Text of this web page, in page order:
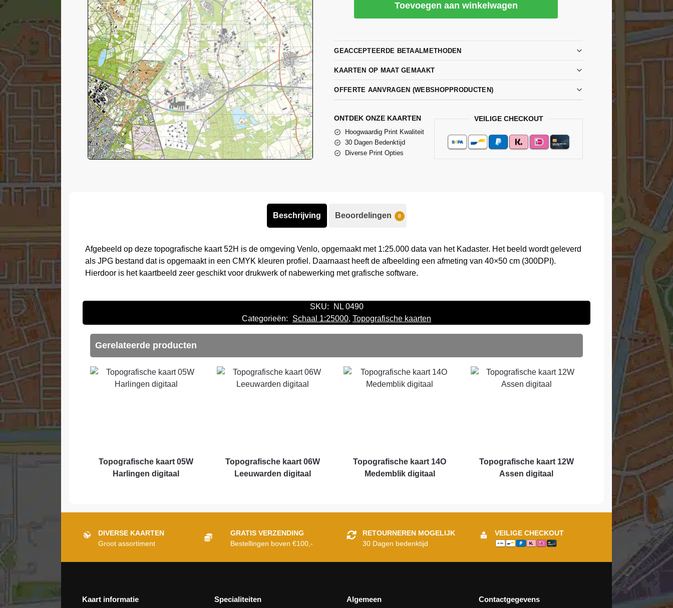
Toevoegen aan winkelwagen
GEACCEPTEERDE BETAALMETHODEN
KAARTEN OP MAAT GEMAAKT
OFFERTE AANVRAGEN (WEBSHOPPRODUCTEN)
ONTDEK ONZE KAARTEN
Hoogwaardig Print Kwaliteit
30 Dagen Bedenktijd
Diverse Print Opties
VEILIGE CHECKOUT
Beschrijving Beoordelingen 0
Afgebeeld op deze topografische kaart 52H is de omgeving Venlo, opgemaakt met 1:25.000 data van het Kadaster. Het beeld wordt geleverd
als JPG bestand dat is opgemaakt in een CMYK kleuren profiel. Daarnaast heeft de afbeelding een afmeting van 40×50 cm (300DPI).
Hierdoor is het kaartbeeld zeer geschikt voor drukwerk of nabewerking met grafische software.
SKU:
NL 0490
Categorieën:
Schaal 1:25000, Topografische kaarten
Gerelateerde producten
Topografische kaart 05W
Harlingen digitaal
Topografische kaart 06W
Leeuwarden digitaal
Topografische kaart 14O
Medemblik digitaal
Topografische kaart 12W
Assen digitaal
DIVERSE KAARTEN
Groot assortiment
GRATIS VERZENDING
Bestellingen boven €100,-
RETOURNEREN MOGELIJK
30 Dagen bedenktijd
VEILIGE CHECKOUT
Kaart informatie Specialiteiten Algemeen Contactgegevens